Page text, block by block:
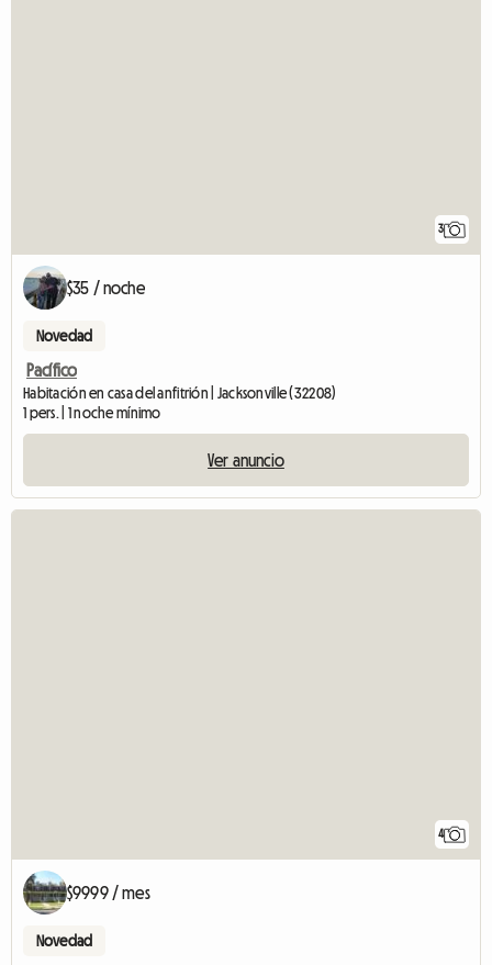
3
$35 / noche
Novedad
Pacífico
Habitación en casa del anfitrión | Jacksonville (32208)
1 pers. | 1 noche mínimo
Ver anuncio
4
$9999 / mes
Novedad